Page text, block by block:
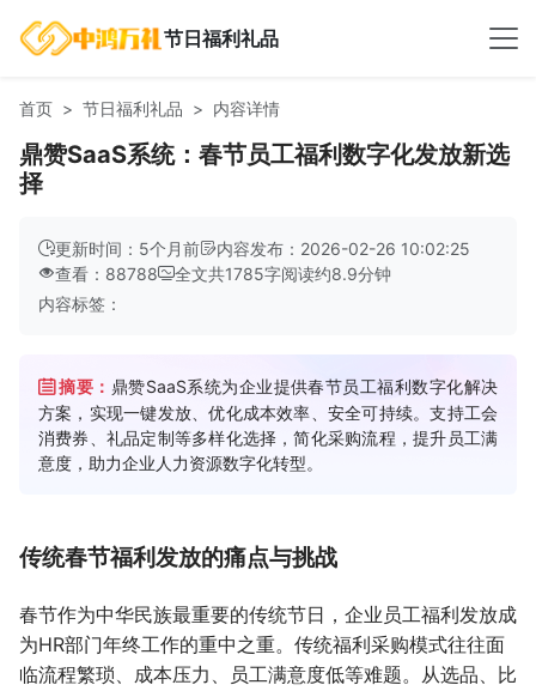
节日福利礼品
首页 节日福利礼品 内容详情
鼎赞SaaS系统：春节员工福利数字化发放新选
择
更新时间：5个月前
内容发布：2026-02-26 10:02:25
查看：88788
全文共1785字阅读约8.9分钟
内容标签：
摘要： 鼎赞SaaS系统为企业提供春节员工福利数字化解决
方案，实现一键发放、优化成本效率、安全可持续。支持工会
消费券、礼品定制等多样化选择，简化采购流程，提升员工满
意度，助力企业人力资源数字化转型。
传统春节福利发放的痛点与挑战
春节作为中华民族最重要的传统节日，企业员工福利发放成
为HR部门年终工作的重中之重。传统福利采购模式往往面
临流程繁琐、成本压力、员工满意度低等难题。从选品、比